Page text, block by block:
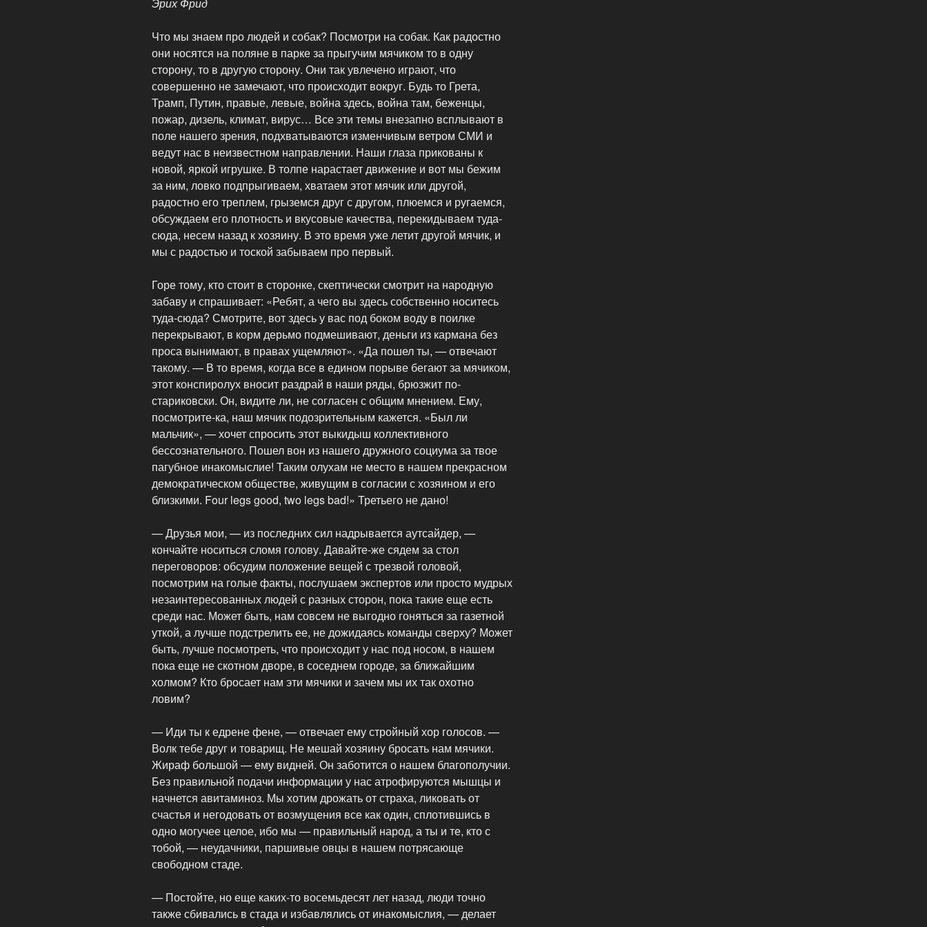
Что мы знаем про людей и собак? Посмотри на собак. Как радостно
они носятся на поляне в парке за прыгучим мячиком то в одну
сторону, то в другую сторону. Они так увлечено играют, что
совершенно не замечают, что происходит вокруг. Будь то Грета,
Трамп, Путин, правые, левые, война здесь, война там, беженцы,
пожар, дизель, климат, вирус… Все эти темы внезапно всплывают в
поле нашего зрения, подхватываются изменчивым ветром СМИ и
ведут нас в неизвестном направлении. Наши глаза прикованы к
новой, яркой игрушке. В толпе нарастает движение и вот мы бежим
за ним, ловко подпрыгиваем, хватаем этот мячик или другой,
радостно его треплем, грыземся друг с другом, плюемся и ругаемся,
обсуждаем его плотность и вкусовые качества, перекидываем туда-
сюда, несем назад к хозяину. В это время уже летит другой мячик, и
мы с радостью и тоской забываем про первый.
Горе тому, кто стоит в сторонке, скептически смотрит на народную
забаву и спрашивает: «Ребят, а чего вы здесь собственно носитесь
туда-сюда? Смотрите, вот здесь у вас под боком воду в поилке
перекрывают, в корм дерьмо подмешивают, деньги из кармана без
проса вынимают, в правах ущемляют». «Да пошел ты, — отвечают
такому. — В то время, когда все в едином порыве бегают за мячиком,
этот конспиролух вносит раздрай в наши ряды, брюзжит по-
стариковски. Он, видите ли, не согласен с общим мнением. Ему,
посмотрите-ка, наш мячик подозрительным кажется. «Был ли
мальчик», — хочет спросить этот выкидыш коллективного
бессознательного. Пошел вон из нашего дружного социума за твое
пагубное инакомыслие! Таким олухам не место в нашем прекрасном
демократическом обществе, живущим в согласии с хозяином и его
близкими. Four legs good, two legs bad!» Третьего не дано!
— Друзья мои, — из последних сил надрывается аутсайдер, —
кончайте носиться сломя голову. Давайте-же сядем за стол
переговоров: обсудим положение вещей с трезвой головой,
посмотрим на голые факты, послушаем экспертов или просто мудрых
незаинтересованных людей с разных сторон, пока такие еще есть
среди нас. Может быть, нам совсем не выгодно гоняться за газетной
уткой, а лучше подстрелить ее, не дожидаясь команды сверху? Может
быть, лучше посмотреть, что происходит у нас под носом, в нашем
пока еще не скотном дворе, в соседнем городе, за ближайшим
холмом? Кто бросает нам эти мячики и зачем мы их так охотно
ловим?
— Иди ты к едрене фене, — отвечает ему стройный хор голосов. —
Волк тебе друг и товарищ. Не мешай хозяину бросать нам мячики.
Жираф большой — ему видней. Он заботится о нашем благополучии.
Без правильной подачи информации у нас атрофируются мышцы и
начнется авитаминоз. Мы хотим дрожать от страха, ликовать от
счастья и негодовать от возмущения все как один, сплотившись в
одно могучее целое, ибо мы — правильный народ, а ты и те, кто с
тобой, — неудачники, паршивые овцы в нашем потрясающе
свободном стаде.
— Постойте, но еще каких-то восемьдесят лет назад, люди точно
также сбивались в стада и избавлялись от инакомыслия, — делает